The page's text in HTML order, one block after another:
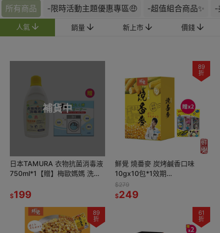
所有商品 -限時活動主題優惠專區🤑 -超值組合商品✨ -
人氣 銷量 新上市 價錢
補貨中
日本TAMURA 衣物抗菌消毒液
750ml*1【贈】梅歐媽媽 洗衣
$199
89
折
鮮覺 燒番麥 炭烤鹹香口味
10gx10包*1效期
26.11.16【贈】Glico 格力高
Popcan造型棒棒糖3入組*2
$279
$249
89
折
61
折